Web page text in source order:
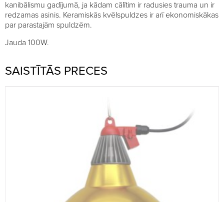
kanibālismu gadījumā, ja kādam cālītim ir radusies trauma un ir
redzamas asinis. Keramiskās kvēlspuldzes ir arī ekonomiskākas
par parastajām spuldzēm.
Jauda 100W.
SAISTĪTĀS PRECES